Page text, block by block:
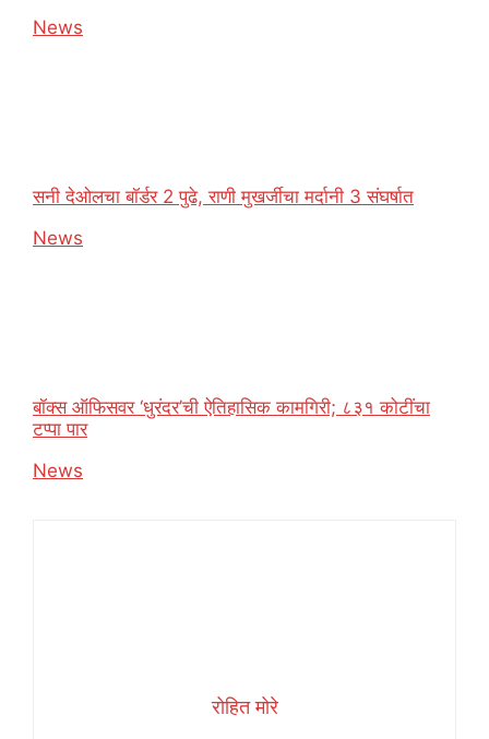
In relation to
News
सनी देओलचा बॉर्डर 2 पुढे, राणी मुखर्जीचा मर्दानी 3 संघर्षात
In relation to
News
बॉक्स ऑफिसवर ‘धुरंदर’ची ऐतिहासिक कामगिरी; ८३१ कोटींचा
टप्पा पार
In relation to
News
रोहित मोरे